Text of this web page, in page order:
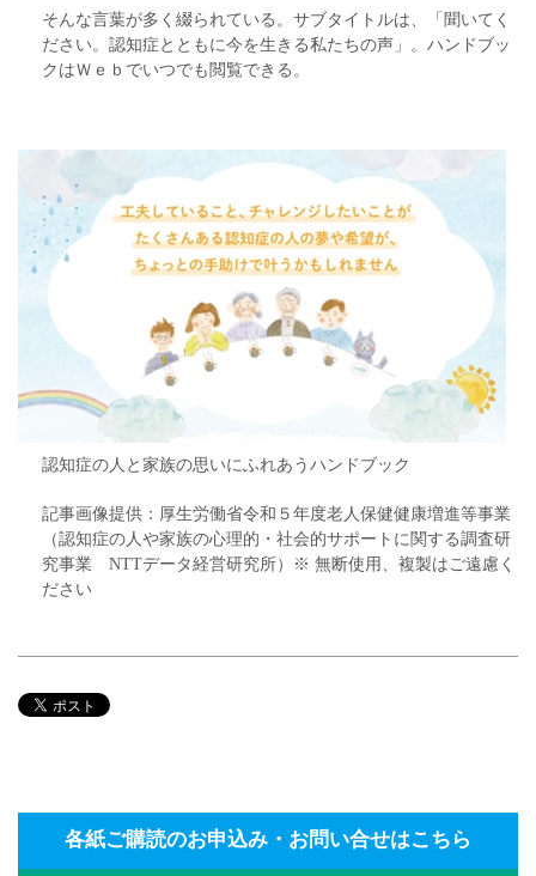
そんな言葉が多く綴られている。サブタイトルは、「聞いてく
ださい。認知症とともに今を生きる私たちの声」。ハンドブッ
クはＷｅｂでいつでも閲覧できる。
認知症の人と家族の思いにふれあうハンドブック
記事画像提供：厚生労働省令和５年度老人保健健康増進等事業
（認知症の人や家族の心理的・社会的サポートに関する調査研
究事業 NTTデータ経営研究所）※ 無断使用、複製はご遠慮く
ださい
各紙ご購読のお申込み・お問い合せはこちら